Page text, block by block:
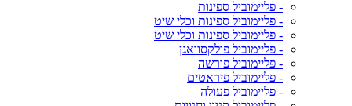
- פליימוביל ספינות
- פליימוביל ספינות וכלי שיט
- פליימוביל ספינות וכלי שיט
- פליימוביל פולקסוואגן
- פליימוביל פורשה
- פליימוביל פיראטים
- פליימוביל פעולה